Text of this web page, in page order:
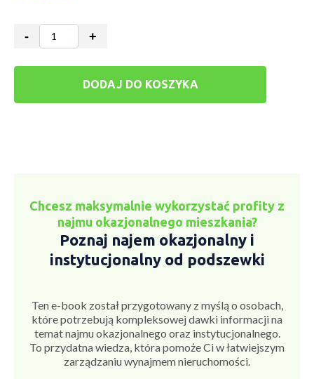
ilość
i
- +
DODAJ DO KOSZYKA
Chcesz maksymalnie wykorzystać profity z
najmu okazjonalnego mieszkania?
Poznaj najem okazjonalny i
instytucjonalny od podszewki
Ten e-book został przygotowany z myślą o osobach,
które potrzebują kompleksowej dawki informacji na
temat najmu okazjonalnego oraz instytucjonalnego.
To przydatna wiedza, która pomoże Ci w łatwiejszym
zarządzaniu wynajmem nieruchomości.